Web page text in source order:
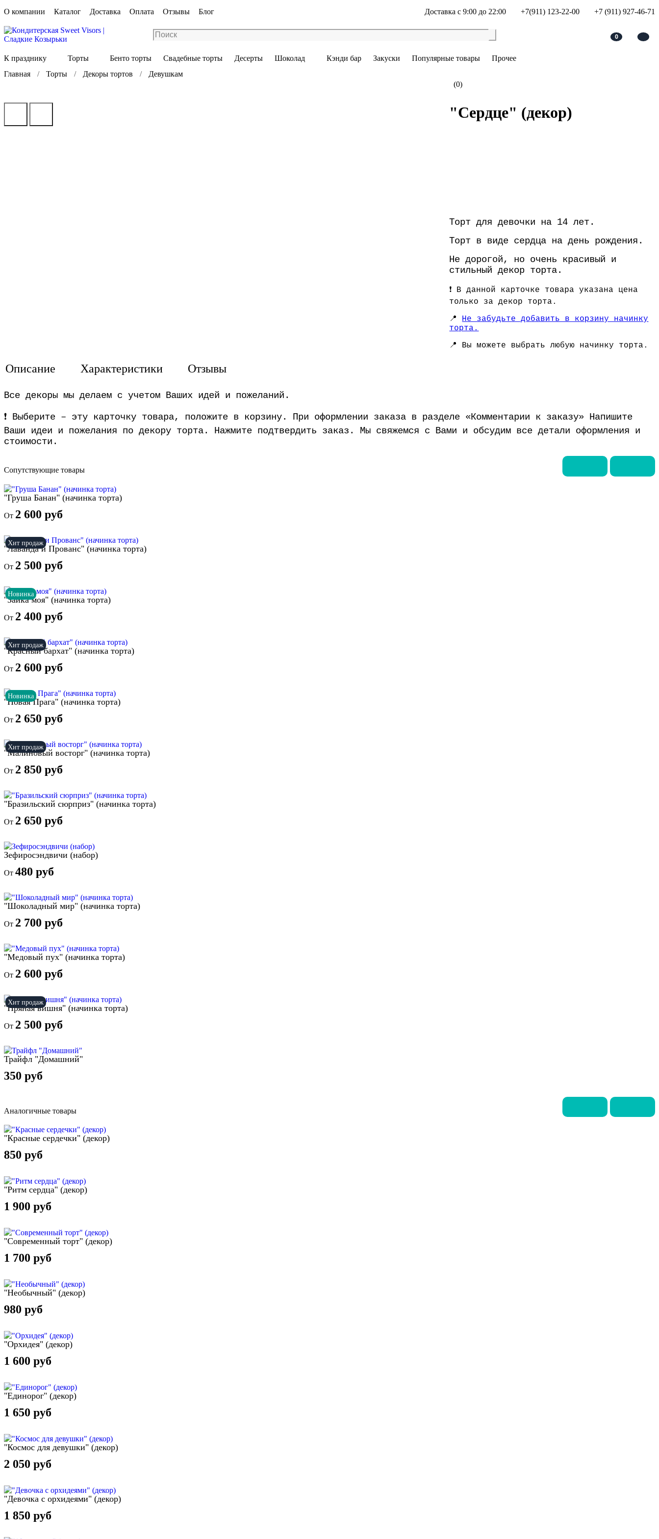
О компании Каталог Доставка Оплата Отзывы Блог Доставка с 9:00 до 22:00 +7(911) 123-22-00 +7 (911) 927-46-71
0
К празднику Торты Бенто торты Свадебные торты Десерты Шоколад Кэнди бар Закуски Популярные товары
Прочее
Главная
Торты Декоры тортов
Девушкам
(0)
"Сердце" (декор)
Торт для девочки на 14 лет.
Торт в виде сердца на день рождения.
Не дорогой, но очень красивый и
стильный декор торта.
❗️ В данной карточке товара указана цена
только за декор торта.
📍 Не забудьте добавить в корзину начинку
торта.
📍 Вы можете выбрать любую начинку торта.
Описание Характеристики Отзывы
Все декоры мы делаем с учетом Ваших идей и пожеланий.
❗️ Выберите – эту карточку товара, положите в корзину. При оформлении заказа в разделе «Комментарии к заказу» Напишите
Ваши идеи и пожелания по декору торта. Нажмите подтвердить заказ. Мы свяжемся с Вами и обсудим все детали оформления и
стоимости.
Сопутствующие товары
"Груша Банан" (начинка торта)
От 2 600 руб
Хит продаж
"Лаванда и Прованс" (начинка торта)
От 2 500 руб
Новинка
"Зайка моя" (начинка торта)
От 2 400 руб
Хит продаж
"Красный бархат" (начинка торта)
От 2 600 руб
Новинка
"Новая Прага" (начинка торта)
От 2 650 руб
Хит продаж
"Малиновый восторг" (начинка торта)
От 2 850 руб
"Бразильский сюрприз" (начинка торта)
От 2 650 руб
Зефиросэндвичи (набор)
От 480 руб
"Шоколадный мир" (начинка торта)
От 2 700 руб
"Медовый пух" (начинка торта)
От 2 600 руб
Хит продаж
"Пряная вишня" (начинка торта)
От 2 500 руб
Трайфл "Домашний"
350 руб
Аналогичные товары
"Красные сердечки" (декор)
850 руб
"Ритм сердца" (декор)
1 900 руб
"Современный торт" (декор)
1 700 руб
"Необычный" (декор)
980 руб
"Орхидея" (декор)
1 600 руб
"Единорог" (декор)
1 650 руб
"Космос для девушки" (декор)
2 050 руб
"Девочка с орхидеями" (декор)
1 850 руб